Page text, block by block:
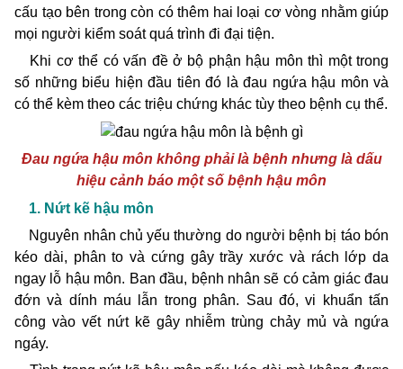
cấu tạo bên trong còn có thêm hai loại cơ vòng nhằm giúp
mọi người kiểm soát quá trình đi đại tiện.
Khi cơ thể có vấn đề ở bộ phận hậu môn thì một trong
số những biểu hiện đầu tiên đó là đau ngứa hậu môn và
có thể kèm theo các triệu chứng khác tùy theo bệnh cụ thể.
Đau ngứa hậu môn không phải là bệnh nhưng là dấu
hiệu cảnh báo một số bệnh hậu môn
1. Nứt kẽ hậu môn
Nguyên nhân chủ yếu thường do người bệnh bị táo bón
kéo dài, phân to và cứng gây trầy xước và rách lớp da
ngay lỗ hậu môn. Ban đầu, bệnh nhân sẽ có cảm giác đau
đớn và dính máu lẫn trong phân. Sau đó, vi khuẩn tấn
công vào vết nứt kẽ gây nhiễm trùng chảy mủ và ngứa
ngáy.